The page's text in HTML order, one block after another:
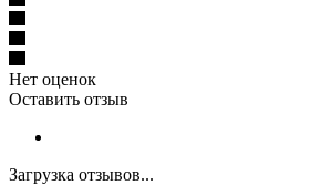
Нет оценок
Оставить отзыв
Загрузка отзывов...